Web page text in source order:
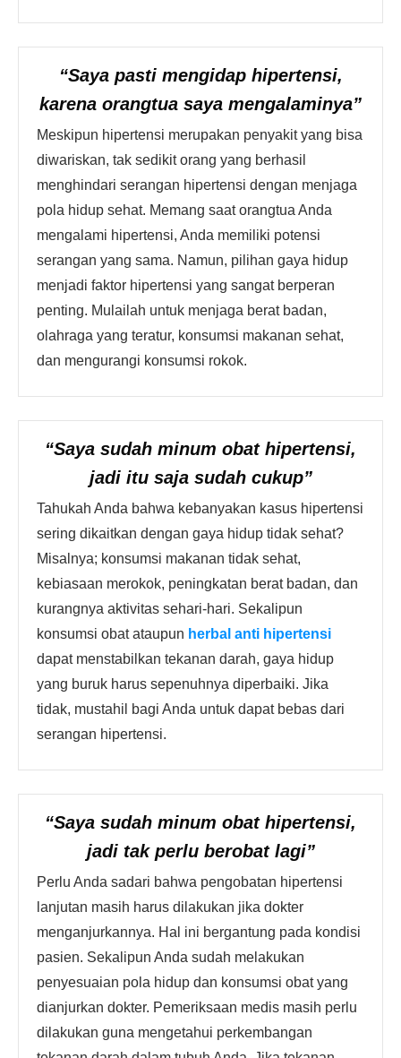
“Saya pasti mengidap hipertensi,
karena orangtua saya mengalaminya”
Meskipun hipertensi merupakan penyakit yang bisa
diwariskan, tak sedikit orang yang berhasil
menghindari serangan hipertensi dengan menjaga
pola hidup sehat. Memang saat orangtua Anda
mengalami hipertensi, Anda memiliki potensi
serangan yang sama. Namun, pilihan gaya hidup
menjadi faktor hipertensi yang sangat berperan
penting. Mulailah untuk menjaga berat badan,
olahraga yang teratur, konsumsi makanan sehat,
dan mengurangi konsumsi rokok.
“Saya sudah minum obat hipertensi,
jadi itu saja sudah cukup”
Tahukah Anda bahwa kebanyakan kasus hipertensi
sering dikaitkan dengan gaya hidup tidak sehat?
Misalnya; konsumsi makanan tidak sehat,
kebiasaan merokok, peningkatan berat badan, dan
kurangnya aktivitas sehari-hari. Sekalipun
konsumsi obat ataupun herbal anti hipertensi
dapat menstabilkan tekanan darah, gaya hidup
yang buruk harus sepenuhnya diperbaiki. Jika
tidak, mustahil bagi Anda untuk dapat bebas dari
serangan hipertensi.
“Saya sudah minum obat hipertensi,
jadi tak perlu berobat lagi”
Perlu Anda sadari bahwa pengobatan hipertensi
lanjutan masih harus dilakukan jika dokter
menganjurkannya. Hal ini bergantung pada kondisi
pasien. Sekalipun Anda sudah melakukan
penyesuaian pola hidup dan konsumsi obat yang
dianjurkan dokter. Pemeriksaan medis masih perlu
dilakukan guna mengetahui perkembangan